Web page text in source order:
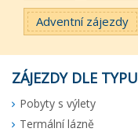
Adventní zájezdy
ZÁJEZDY DLE TYPU
Pobyty s výlety
Termální lázně